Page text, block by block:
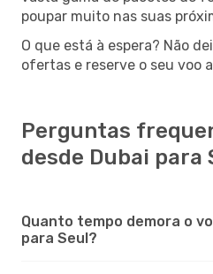
poupar muito nas suas
O que está à espera? Não
ofertas e reserve o seu voo
Perguntas
desde Dubai para
Quanto tempo demora o
para Seul?